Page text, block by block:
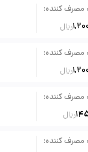
مصرف کننده:
ریال
مصرف کننده:
ریال
مصرف کننده:
ریال
مصرف کننده: